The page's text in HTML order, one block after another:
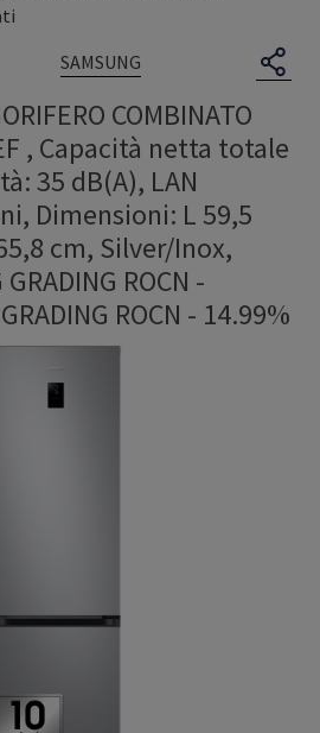
SAMSUNG
COMBINATO
, Capacità netta totale
35 dB(A), LAN
Dimensioni: L 59,5
cm, Silver/Inox,
ROCN -
ROCN - 14.99%